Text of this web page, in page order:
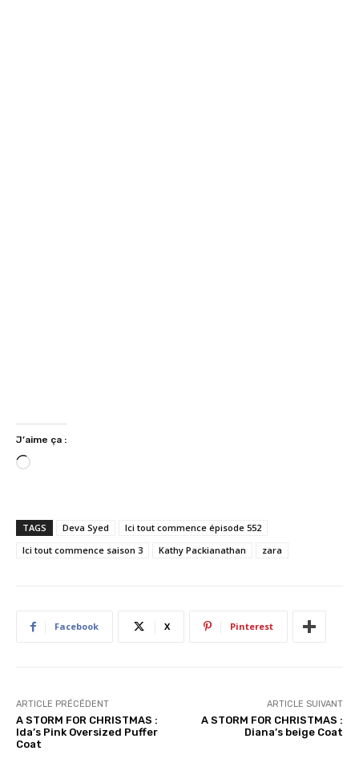
J’aime ça :
C
r
g
e
t
TAGS Deva Syed
Ici tout commence épisode 552
Ici tout commence saison 3
Kathy Packianathan zara
Facebook X Pinterest
ARTICLE PRÉCÉDENT
A STORM FOR CHRISTMAS :
Ida’s Pink Oversized Puffer
Coat
ARTICLE SUIVANT
A STORM FOR CHRISTMAS :
Diana’s beige Coat